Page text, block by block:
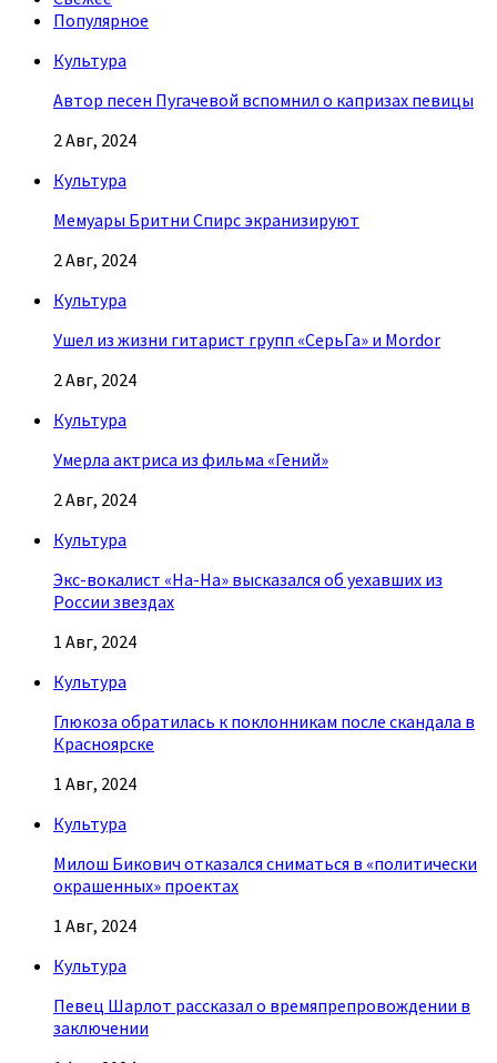
Популярное
Культура
Автор песен Пугачевой вспомнил о капризах певицы
2 Авг, 2024
Культура
Мемуары Бритни Спирс экранизируют
2 Авг, 2024
Культура
Ушел из жизни гитарист групп «СерьГа» и Mordor
2 Авг, 2024
Культура
Умерла актриса из фильма «Гений»
2 Авг, 2024
Культура
Экс-вокалист «На-На» высказался об уехавших из
России звездах
1 Авг, 2024
Культура
Глюкоза обратилась к поклонникам после скандала в
Красноярске
1 Авг, 2024
Культура
Милош Бикович отказался сниматься в «политически
окрашенных» проектах
1 Авг, 2024
Культура
Певец Шарлот рассказал о времяпрепровождении в
заключении